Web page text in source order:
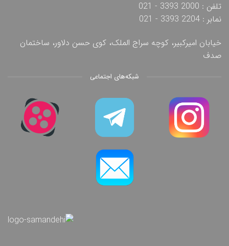
تلفن : 2000 3393 - 021
نمابر : 2204 3393 - 021
خیابان امیرکبیر، کوچه سراج الملک، کوی حسن دلاور، ساختمان
صدف
شبکه‌های اجتماعی